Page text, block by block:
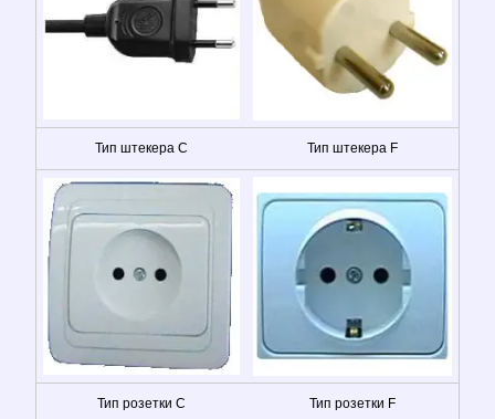
Тип штекера C Тип штекера F
Тип розетки C Тип розетки F